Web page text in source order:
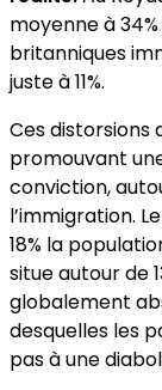
moyenne à
britanniques
juste à 11%.
Ces distorsions
promouvant
conviction,
l’immigration.
18% la
situe autour de
globalement
desquelles les
pas à une